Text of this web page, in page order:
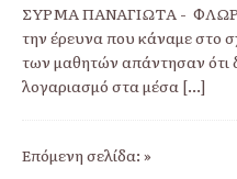
ΣΥΡΜΑ ΠΑΝΑΓΙΩΤΑ -
την έρευνα που κάναμε στο
των μαθητών απάντησαν ότι
λογαριασμό στα μέσα [...]
Επόμενη σελίδα: »